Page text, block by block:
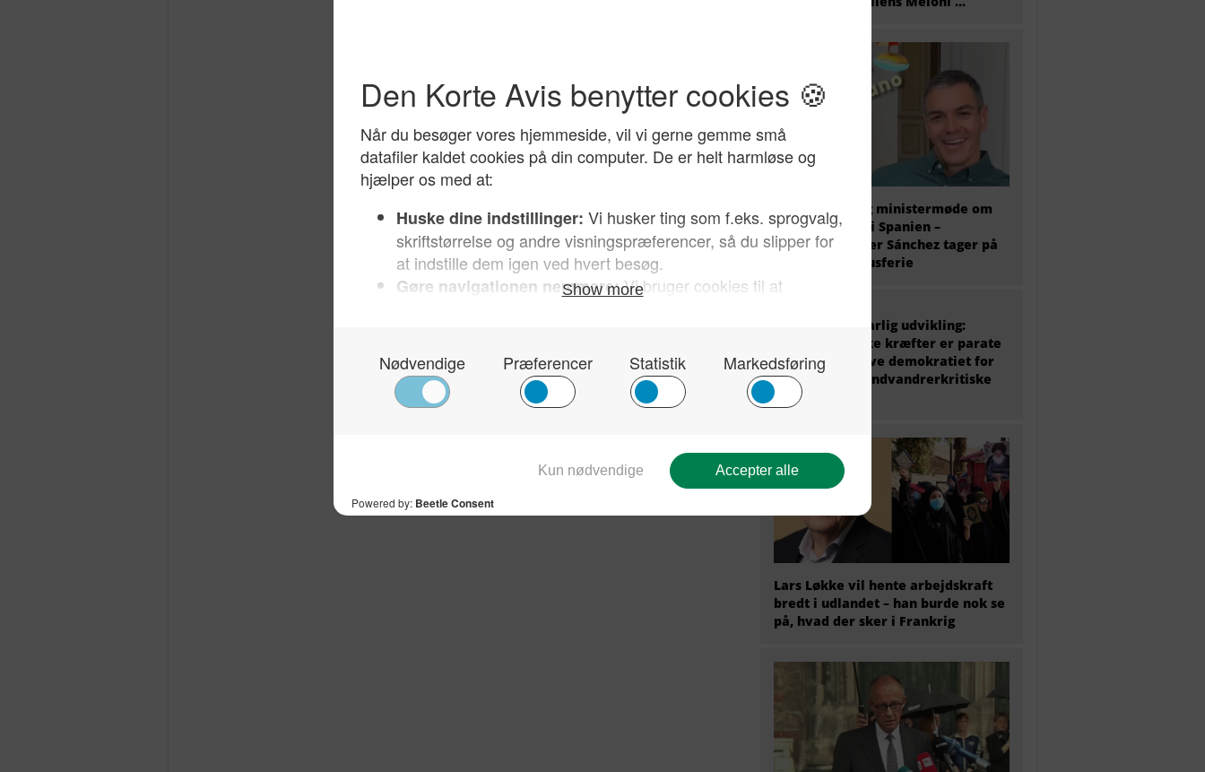
EU holder i dag ministermøde om
migrantkrisen i Spanien –
premierminister Sánchez tager på
fire ugers luksusferie
Tysk politik i farlig udvikling:
Stærke politiske kræfter er parate
til at undergrave demokratiet for
at ramme det indvandrerkritiske
AfD
Lars Løkke vil hente arbejdskraft
bredt i udlandet – han burde nok se
på, hvad der sker i Frankrig